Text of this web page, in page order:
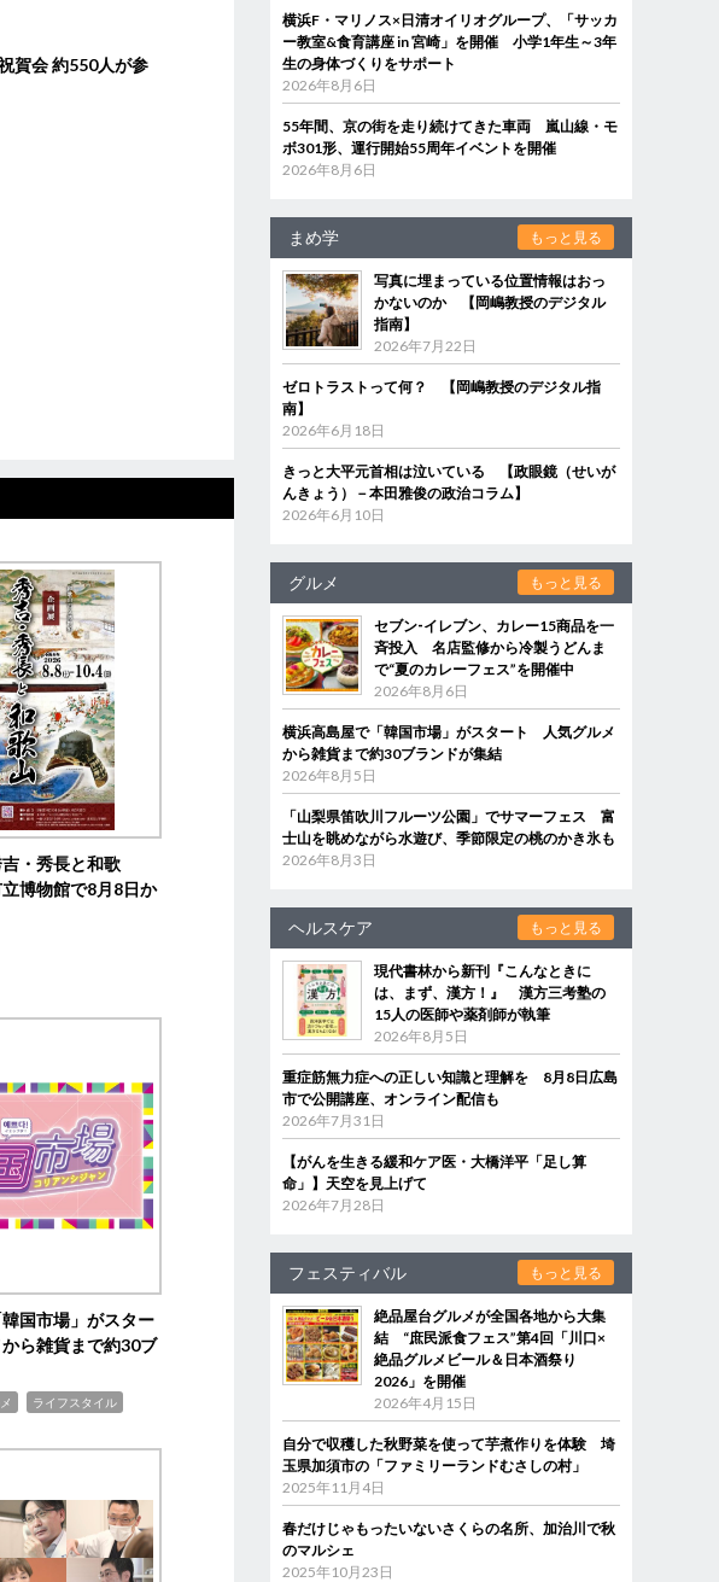
賀会 約550人が参
・秀長と和歌
博物館で8月8日か
国市場」がスター
ら雑貨まで約30ブ
ライフスタイル
横浜F・マリノス×日清オイリオグループ、「サッカ
ー教室&食育講座 in 宮崎」を開催 小学1年生～3年
生の身体づくりをサポート
2026年8月6日
55年間、京の街を走り続けてきた車両 嵐山線・モ
ボ301形、運行開始55周年イベントを開催
2026年8月6日
まめ学 もっと見る
写真に埋まっている位置情報はおっ
かないのか 【岡嶋教授のデジタル
指南】
2026年7月22日
ゼロトラストって何？ 【岡嶋教授のデジタル指
南】
2026年6月18日
きっと大平元首相は泣いている 【政眼鏡（せいが
んきょう）－本田雅俊の政治コラム】
2026年6月10日
グルメ もっと見る
セブン‐イレブン、カレー15商品を一
斉投入 名店監修から冷製うどんま
で“夏のカレーフェス”を開催中
2026年8月6日
横浜高島屋で「韓国市場」がスタート 人気グルメ
から雑貨まで約30ブランドが集結
2026年8月5日
「山梨県笛吹川フルーツ公園」でサマーフェス 富
士山を眺めながら水遊び、季節限定の桃のかき氷も
2026年8月3日
ヘルスケア もっと見る
現代書林から新刊『こんなときに
は、まず、漢方！』 漢方三考塾の
15人の医師や薬剤師が執筆
2026年8月5日
重症筋無力症への正しい知識と理解を 8月8日広島
市で公開講座、オンライン配信も
2026年7月31日
【がんを生きる緩和ケア医・大橋洋平「足し算
命」】天空を見上げて
2026年7月28日
フェスティバル もっと見る
絶品屋台グルメが全国各地から大集
結 “庶民派食フェス”第4回「川口×
絶品グルメビール＆日本酒祭り
2026」を開催
2026年4月15日
自分で収穫した秋野菜を使って芋煮作りを体験 埼
玉県加須市の「ファミリーランドむさしの村」
2025年11月4日
春だけじゃもったいないさくらの名所、加治川で秋
のマルシェ
2025年10月23日